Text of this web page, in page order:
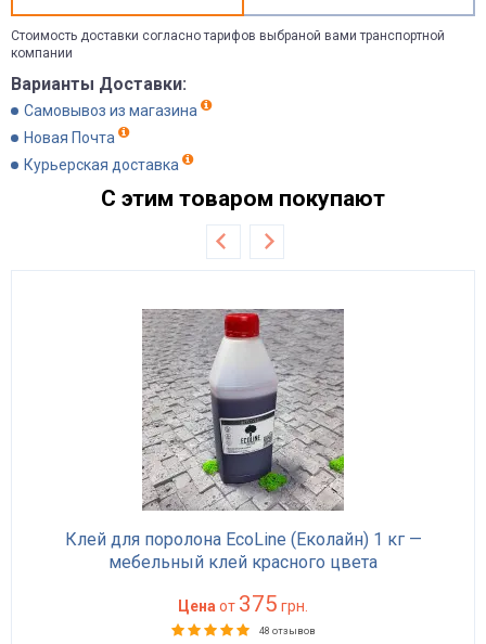
Стоимость доставки согласно тарифов выбраной вами транспортной
компании
Варианты Доставки:
Самовывоз из магазина
Новая Почта
Курьерская доставка
С этим товаром покупают
Клей для поролона EcoLine (Еколайн) 1 кг —
мебельный клей красного цвета
Цена от 375 грн.
48 отзывов